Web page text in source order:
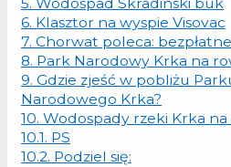
5. Wodospad Skradinski buk
6. Klasztor na wyspie Visovac
7. Chorwat poleca:
8. Park Narodowy Krka na
9. Gdzie zjeść w pobliżu
Narodowego Krka?
10. Wodospady rzeki Krka na
10.1. PS
10.2. Podziel się: